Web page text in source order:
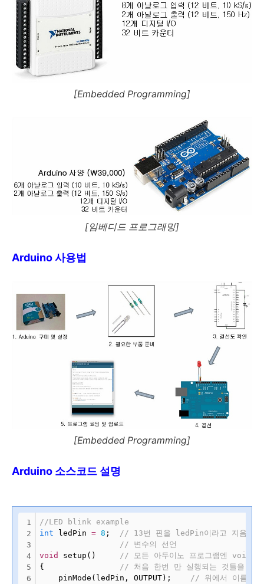
[Embedded Programming]
[임베디드 프로그래밍]
Arduino 사용법
[Embedded Programming]
Arduino 소스코드 설명
1
2
3
4
5
6
//LED blink example
int ledPin = 8 ;
// 13번 핀을 ledPin이라고 지음
// 변수의 선언
void
setup()
// 모든 아두이노 프로그램엔 void
{
// 처음 한번 만 실행되는 것들을 담음
pinMode(ledPin, OUTPUT);
// 위에서 이름 지